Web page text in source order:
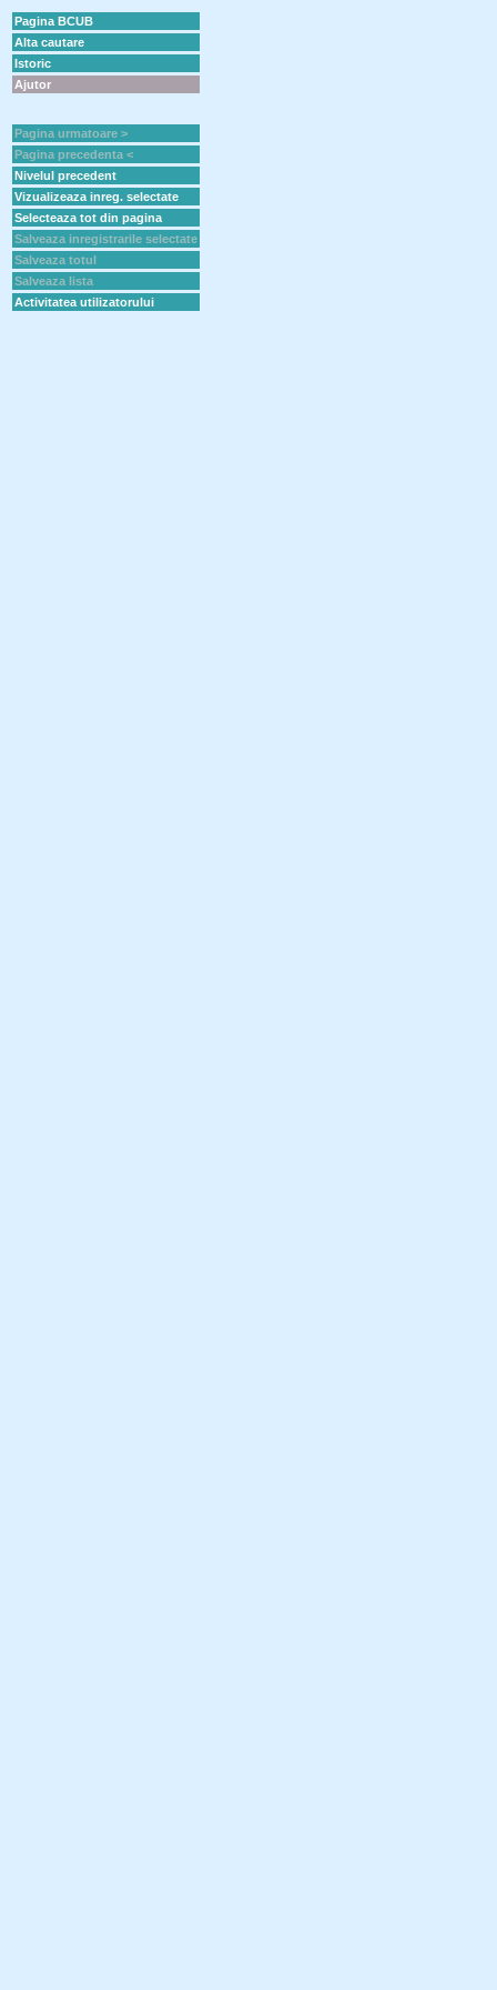
Pagina BCUB
Alta cautare
Istoric
Ajutor
Pagina urmatoare >
Pagina precedenta <
Nivelul precedent
Vizualizeaza inreg. selectate
Selecteaza tot din pagina
Salveaza inregistrarile selectate
Salveaza totul
Salveaza lista
Activitatea utilizatorului